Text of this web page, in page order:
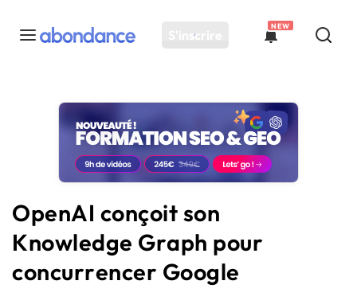
S'inscrire
NEW
Toutes les actus
Actus SEO
Plateforme
Solutions
Ressources
Audit SEO
OpenAI conçoit son
Knowledge Graph pour
concurrencer Google